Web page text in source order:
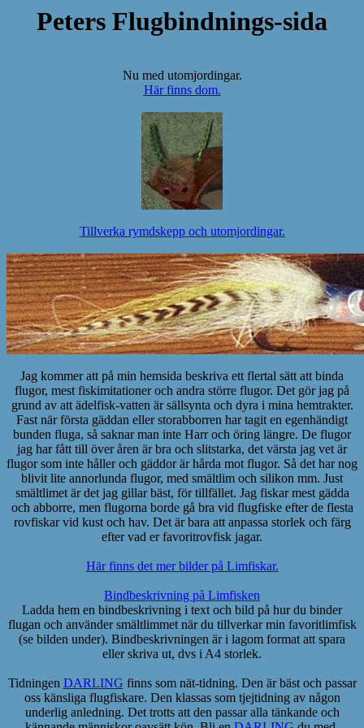
Peters Flugbindnings-sida
Nu med utomjordingar.
Här finns dom.
Tillverka rymdskepp och utomjordingar.
Jag kommer att på min hemsida beskriva ett flertal sätt att binda
flugor, mest fiskimitationer och andra större flugor. Det gör jag på
grund av att ädelfisk-vatten är sällsynta och dyra i mina hemtrakter.
Fast när första gäddan eller storabborren har tagit en egenhändigt
bunden fluga, så saknar man inte Harr och öring längre. De flugor
jag har fått till över åren är bra och slitstarka, det värsta jag vet är
flugor som inte håller och gäddor är hårda mot flugor. Så det har nog
blivit lite annorlunda flugor, med smältlim och silikon mm. Just
smältlimet är det jag gillar bäst, för tillfället. Jag fiskar mest gädda
och abborre, men flugorna borde gå bra vid flugfiske efter de flesta
rovfiskar vid kust och hav. Det är bara att anpassa storlek och färg
efter vad er favoritrovfisk jagar.
Här finns det mer bilder på Limfiskar.
Bindbeskrivning på Limfisken
Ladda hem en bindbeskrivning i text och bild på hur du binder
flugan och använder smältlimmet när du tillverkar min favoritlimfisk
(se bilden under). Bindbeskrivningen är i lagom format att spara
eller skriva ut, dvs i A4 storlek.
Tidningen DARLING finns som nät-tidning. Den är bäst och passar
oss känsliga flugfiskare. Den klassas som tjejtidning av någon
underlig anledning. Det trotts att den passar alla tänkande och